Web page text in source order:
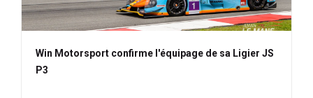
Win Motorsport confirme l'équipage de sa Ligier JS
P3